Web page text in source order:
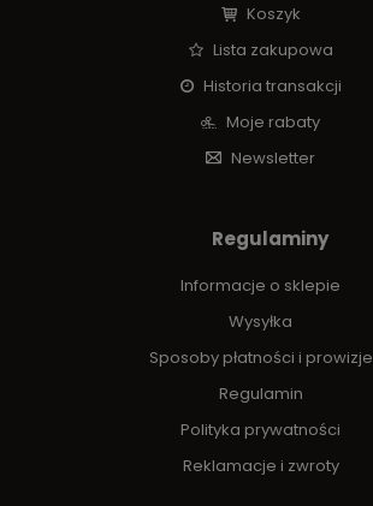
Koszyk
Lista zakupowa
Historia transakcji
Moje rabaty
Newsletter
Regulaminy
Informacje o sklepie
Wysyłka
Sposoby płatności i prowizje
Regulamin
Polityka prywatności
Reklamacje i zwroty